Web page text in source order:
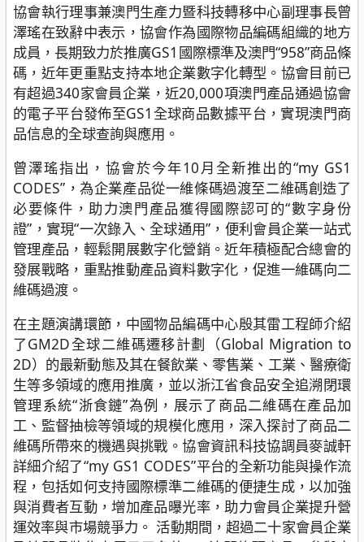
協會執行理事兼澳門生產力暨科技轉移中心副理事長曾
澤瑤在致辭中表示，協會作為國際物品編碼組織的地方
成員，長期致力於推廣GS1國際標準及澳門“958”商品條
碼，近年更重點支持本地企業數字化轉型。協會目前已
有超過340家會員企業，近20,000項澳門產品通過協會
的電子平台發佈至GS1全球商品數據平台，實現澳門商
品信息的全球查詢與應用。
曾澤瑤指出，協會於今年10月全新推出的“my GS1
CODES”，為企業產品從一維條碼過渡至二維碼創造了
必要條件，助力澳門產品獲得國際認可的“數字身份
證”，實現“一次錄入、全球通用”，便利會員企業一站式
管理產品，輕鬆開展數字化營銷。近年積極配合總會的
發展戰略，重點推動產品資料數字化，促進一維碼向二
維碼過渡。
在主題演講環節，中國物品編碼中心殷其雷工程師介紹
了GM2D全球二維碼遷移計劃（Global Migration to
2D）的最新動態及其在餐飲業、零售業、工業、醫療衛
生等多領域的應用推廣，並以浙江省食品安全追溯閉環
管理系統“浙食鏈”為例，展示了商品二維碼在產品加
工、監督抽檢等領域的規模化應用，深入探討了商品二
維碼所帶來的機遇與挑戰。協會資訊科技協調員麥誠軒
詳細介紹了“my GS1 CODES”平台的全新功能與操作流
程，包括如何支持國際標準二維碼的便捷生成，以加強
與消費者互動，增加產品曝光率，助力會員企業提升營
運效率與市場競爭力。 活動期間，超過二十家會員企業